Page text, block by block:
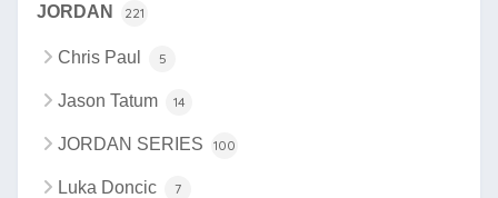
JORDAN 221
Chris Paul 5
Jason Tatum 14
JORDAN SERIES 100
Luka Doncic 7